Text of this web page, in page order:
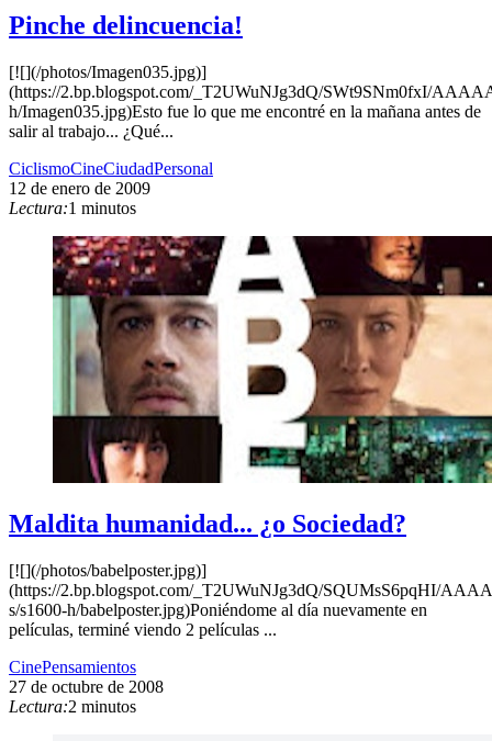
Pinche delincuencia!
[![](/photos/Imagen035.jpg)]
(https://2.bp.blogspot.com/_T2UWuNJg3dQ/SWt9SNm0fxI/
h/Imagen035.jpg)Esto fue lo que me encontré en la mañana antes de
salir al trabajo... ¿Qué...
CiclismoCineCiudadPersonal
12 de enero de 2009
Lectura:1 minutos
Maldita humanidad... ¿o Sociedad?
[![](/photos/babelposter.jpg)]
(https://2.bp.blogspot.com/_T2UWuNJg3dQ/SQUMsS6pqHI/
s/s1600-h/babelposter.jpg)Poniéndome al día nuevamente en
películas, terminé viendo 2 películas ...
CinePensamientos
27 de octubre de 2008
Lectura:2 minutos